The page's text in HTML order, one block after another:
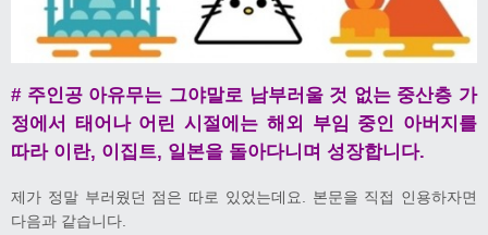
# 주인공 아유무는 그야말로 남부러울 것 없는 중산층 가
정에서 태어나 어린 시절에는 해외 부임 중인 아버지를
따라 이란, 이집트, 일본을 돌아다니며 성장합니다.
제가 정말 부러웠던 점은 따로 있었는데요. 본문을 직접 인용하자면
다음과 같습니다.